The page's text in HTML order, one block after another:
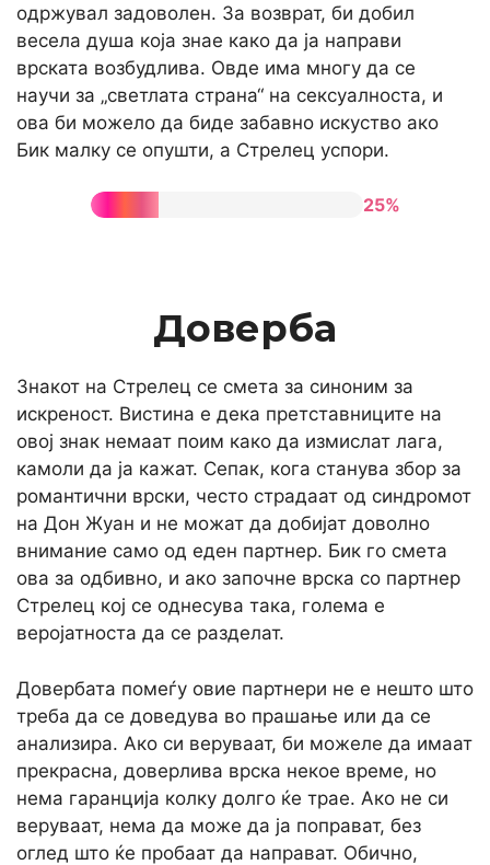
одржувал задоволен. За возврат, би добил
весела душа која знае како да ја направи
врската возбудлива. Овде има многу да се
научи за „светлата страна“ на сексуалноста, и
ова би можело да биде забавно искуство ако
Бик малку се опушти, а Стрелец успори.
25%
Доверба
Знакот на Стрелец се смета за синоним за
искреност. Вистина е дека претставниците на
овој знак немаат поим како да измислат лага,
камоли да ја кажат. Сепак, кога станува збор за
романтични врски, често страдаат од синдромот
на Дон Жуан и не можат да добијат доволно
внимание само од еден партнер. Бик го смета
ова за одбивно, и ако започне врска со партнер
Стрелец кој се однесува така, голема е
веројатноста да се разделат.
Довербата помеѓу овие партнери не е нешто што
треба да се доведува во прашање или да се
анализира. Ако си веруваат, би можеле да имаат
прекрасна, доверлива врска некое време, но
нема гаранција колку долго ќе трае. Ако не си
веруваат, нема да може да ја поправат, без
оглед што ќе пробаат да направат. Обично,